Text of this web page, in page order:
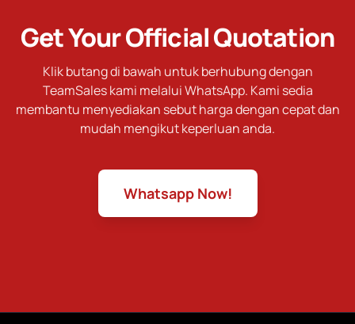
Get Your Official Quotation
Klik butang di bawah untuk berhubung dengan
TeamSales kami melalui WhatsApp. Kami sedia
membantu menyediakan sebut harga dengan cepat dan
mudah mengikut keperluan anda.
Whatsapp Now!